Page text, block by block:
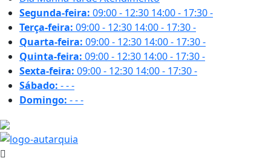
Segunda-feira: 09:00 - 12:30 14:00 - 17:30-
Terça-feira: 09:00 - 12:30 14:00 - 17:30-
Quarta-feira: 09:00 - 12:30 14:00 - 17:30-
Quinta-feira: 09:00 - 12:30 14:00 - 17:30-
Sexta-feira: 09:00 - 12:30 14:00 - 17:30-
Sábado: ---
Domingo: ---